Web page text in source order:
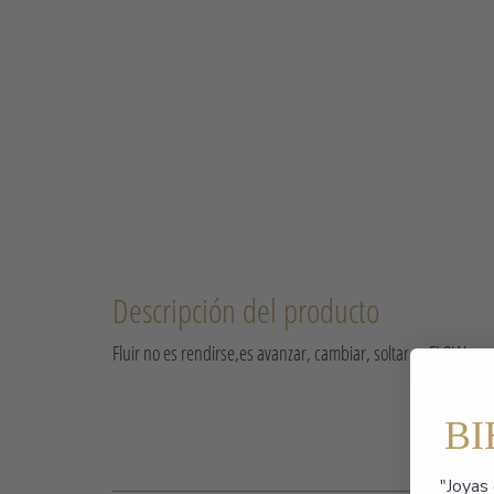
Descripción del producto
Fluir no es rendirse,es avanzar, cambiar, soltar…. FLOW